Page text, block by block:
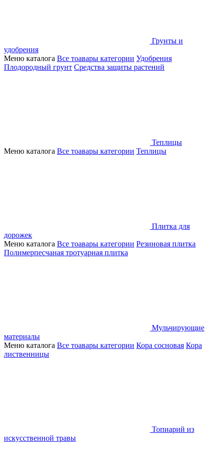
Грунты и
удобрения
Меню каталога Все тоавары категории Удобрения
Плодородный грунт Средства защиты растений
Теплицы
Меню каталога Все тоавары категории Теплицы
Плитка для
дорожек
Меню каталога Все тоавары категории Резиновая плитка
Полимерпесчаная тротуарная плитка
Мульчирующие
материалы
Меню каталога Все тоавары категории Кора сосновая Кора
лиственницы
Топиарий из
искусственной травы